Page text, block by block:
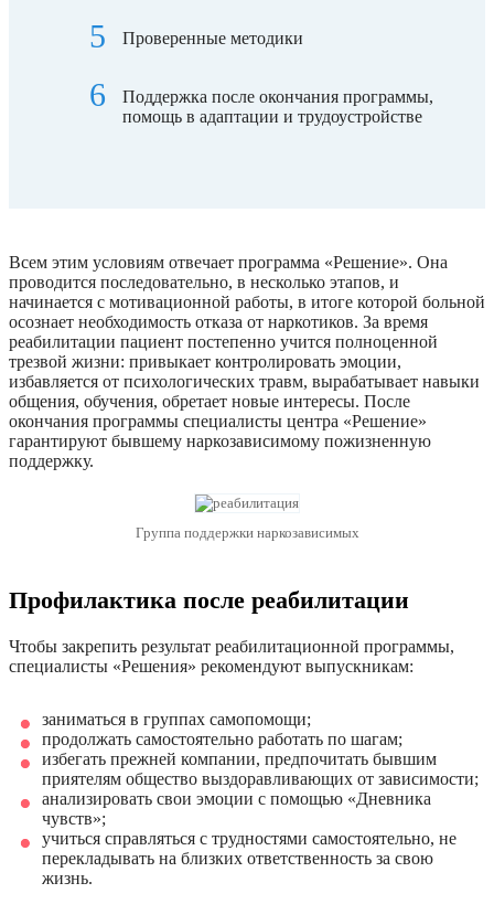
Проверенные методики
Поддержка после окончания программы,
помощь в адаптации и трудоустройстве
Всем этим условиям отвечает программа «Решение». Она
проводится последовательно, в несколько этапов, и
начинается с мотивационной работы, в итоге которой больной
осознает необходимость отказа от наркотиков. За время
реабилитации пациент постепенно учится полноценной
трезвой жизни: привыкает контролировать эмоции,
избавляется от психологических травм, вырабатывает навыки
общения, обучения, обретает новые интересы. После
окончания программы специалисты центра «Решение»
гарантируют бывшему наркозависимому пожизненную
поддержку.
Группа поддержки наркозависимых
Профилактика после реабилитации
Чтобы закрепить результат реабилитационной программы,
специалисты «Решения» рекомендуют выпускникам:
заниматься в группах самопомощи;
продолжать самостоятельно работать по шагам;
избегать прежней компании, предпочитать бывшим
приятелям общество выздоравливающих от зависимости;
анализировать свои эмоции с помощью «Дневника
чувств»;
учиться справляться с трудностями самостоятельно, не
перекладывать на близких ответственность за свою
жизнь.